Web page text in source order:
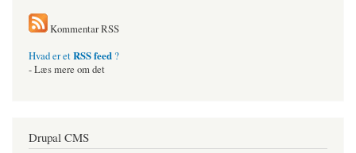
Kommentar RSS
Hvad er etRSS feed ?
- Læs mere om det
Drupal CMS